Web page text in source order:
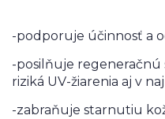
-podporuje účinnosť a
-posilňuje regeneračnú
riziká UV-žiarenia aj v
-zabraňuje starnutiu